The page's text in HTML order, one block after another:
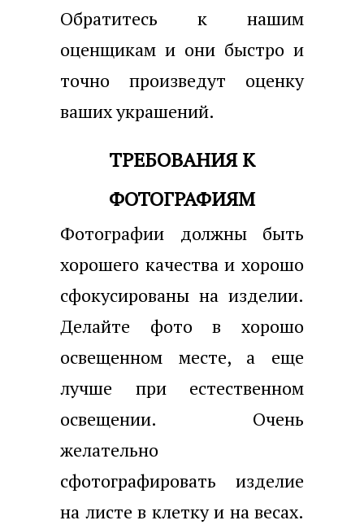
Обратитесь к нашим
оценщикам и они быстро и
точно произведут оценку
ваших украшений.
ТРЕБОВАНИЯ К
ФОТОГРАФИЯМ
Фотографии должны быть
хорошего качества и хорошо
сфокусированы на изделии.
Делайте фото в хорошо
освещенном месте, а еще
лучше при естественном
освещении. Очень
желательно
сфотографировать изделие
на листе в клетку и на весах.